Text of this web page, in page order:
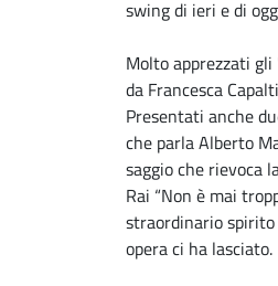
swing di ieri e di
Molto apprezzati
da Francesca
Presentati anche
che parla Alberto
saggio che rievoca
Rai “Non è mai
straordinario spirito
opera ci ha lasciato.